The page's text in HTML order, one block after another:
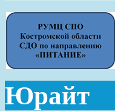
Юрайт